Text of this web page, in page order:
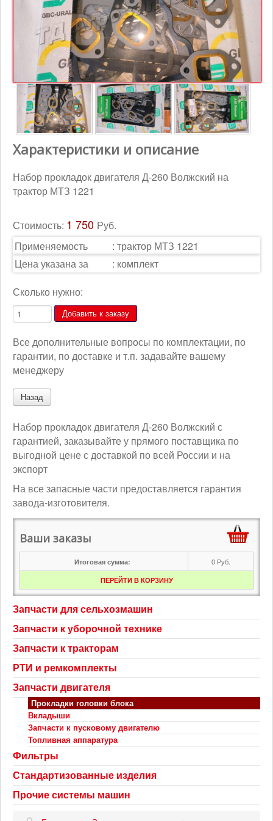
Контакты
Корзина
Характеристики и описание
Набор прокладок двигателя Д-260 Волжский на
трактор МТЗ 1221
Стоимость: 1 750 Руб.
Применяемость
: трактор МТЗ 1221
Цена указана за
: комплект
Сколько нужно:
Все дополнительные вопросы по комплектации, по
гарантии, по доставке и т.п. задавайте вашему
менеджеру
Набор прокладок двигателя Д-260 Волжский с
гарантией, заказывайте у прямого поставщика по
выгодной цене с доставкой по всей России и на
экспорт
На все запасные части предоставляется гарантия
завода-изготовителя.
Ваши заказы
Итоговая сумма: 0 Руб.
ПЕРЕЙТИ В КОРЗИНУ
Запчасти для сельхозмашин
Запчасти к уборочной технике
Запчасти к тракторам
РТИ и ремкомплекты
Запчасти двигателя
Прокладки головки блока
Вкладыши
Запчасти к пусковому двигателю
Топливная аппаратура
Фильтры
Стандартизованные изделия
Прочие системы машин